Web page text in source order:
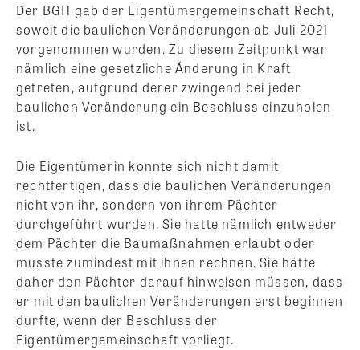
Der BGH gab der Eigentümergemeinschaft Recht,
soweit die baulichen Veränderungen ab Juli 2021
vorgenommen wurden. Zu diesem Zeitpunkt war
nämlich eine gesetzliche Änderung in Kraft
getreten, aufgrund derer zwingend bei jeder
baulichen Veränderung ein Beschluss einzuholen
ist.
Die Eigentümerin konnte sich nicht damit
rechtfertigen, dass die baulichen Veränderungen
nicht von ihr, sondern von ihrem Pächter
durchgeführt wurden. Sie hatte nämlich entweder
dem Pächter die Baumaßnahmen erlaubt oder
musste zumindest mit ihnen rechnen. Sie hätte
daher den Pächter darauf hinweisen müssen, dass
er mit den baulichen Veränderungen erst beginnen
durfte, wenn der Beschluss der
Eigentümergemeinschaft vorliegt.